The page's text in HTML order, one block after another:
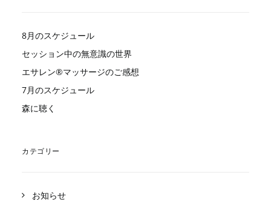
8月のスケジュール
セッション中の無意識の世界
エサレン®︎マッサージのご感想
7月のスケジュール
森に聴く
カテゴリー
お知らせ